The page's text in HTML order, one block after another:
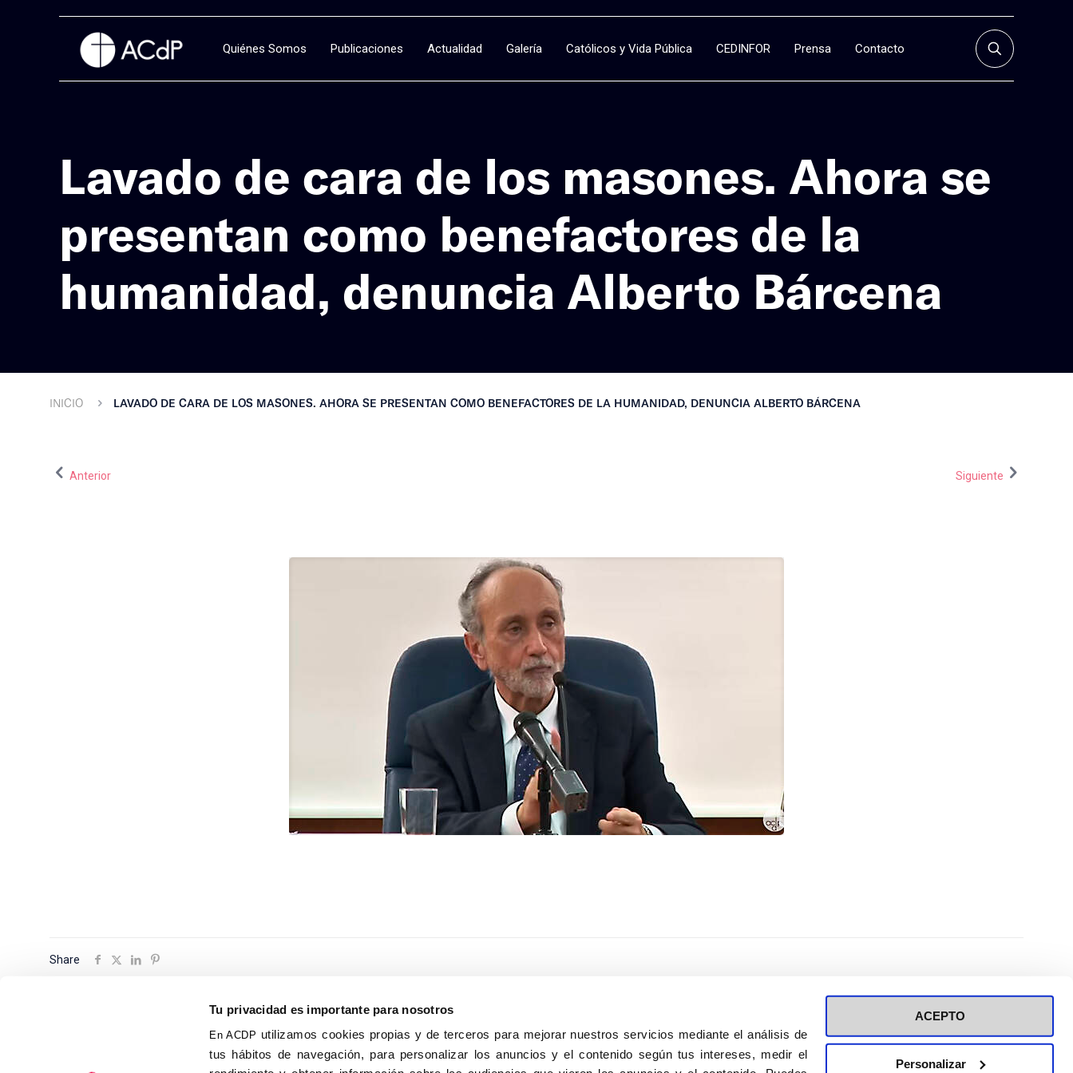
Tu privacidad es importante para nosotros
En ACDP utilizamos cookies propias y de terceros para mejorar nuestros servicios mediante el análisis de
tus hábitos de navegación, para personalizar los anuncios y el contenido según tus intereses, medir el
ACEPTO
Personalizar
Quiénes Somos Publicaciones Actualidad Galería Católicos y Vida Pública CEDINFOR Prensa Contacto
Lavado de cara de los masones. Ahora se
presentan como benefactores de la
humanidad, denuncia Alberto Bárcena
INICIO LAVADO DE CARA DE LOS MASONES. AHORA SE PRESENTAN COMO BENEFACTORES DE LA HUMANIDAD, DENUNCIA ALBERTO BÁRCENA
Anterior Siguiente
Share
Calle Isaac Peral, 58 C.P.: 28040, Madrid